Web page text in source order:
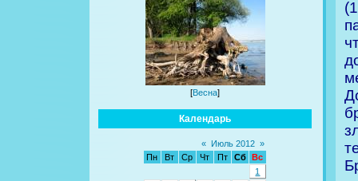
[Весна]
Календарь
« Июль 2012 »
Пн
Вт Ср Чт Пт Сб
Вс
1